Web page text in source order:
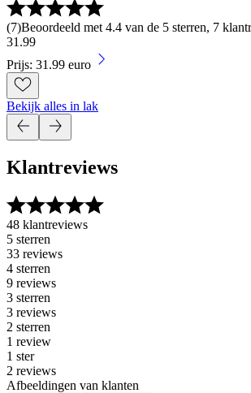
(7)Beoordeeld met 4.4 van de 5 sterren, 7
31 .99
Prijs: 31.99 euro
Bekijk alles in lak
Klantreviews
48 klantreviews
5 sterren
33 reviews
4 sterren
9 reviews
3 sterren
3 reviews
2 sterren
1 review
1 ster
2 reviews
Afbeeldingen van klanten